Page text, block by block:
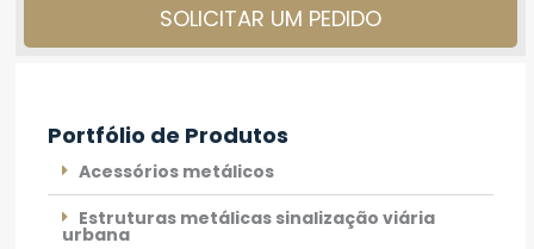
Portfólio de Produtos
Acessórios metálicos
Estruturas metálicas sinalização viária
urbana
SOLICITAR UM PEDIDO